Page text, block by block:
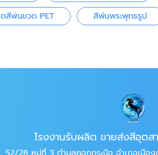
สีพ่นขวด PET สีพ่นพระพุทธรูป
โรงงานรับผลิต ขายส่งสีอุต